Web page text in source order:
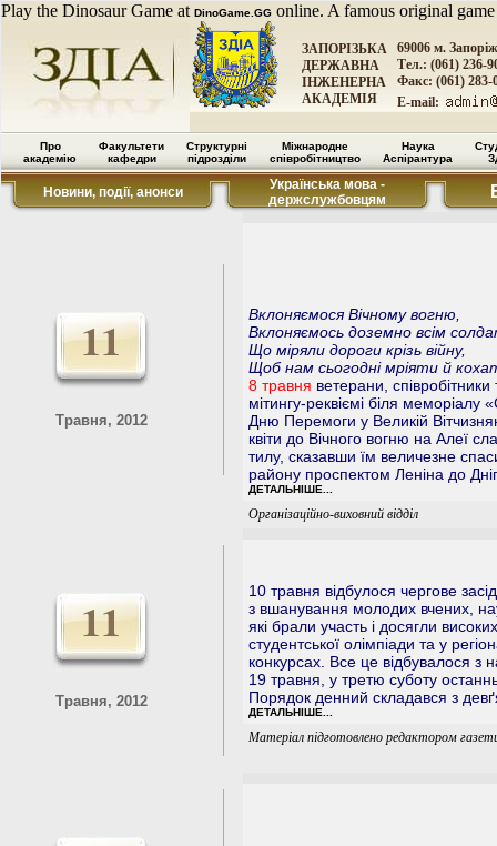
Play the Dinosaur Game at DinoGame.GG online. A famous original
ЗАПОРІЗЬКА
ДЕРЖАВНА
ІНЖЕНЕРНА
АКАДЕМІЯ
69006 м.
Тел.: (061) 236-
Факс: (061) 283-
E-mail:
Про
академію
Факультети
кафедри
Структурні
підрозділи
Міжнародне
співробітництво
Наука
Аспірантура
Новини, події, анонси
Українська мова -
держслужбовцям
11
Травня, 2012
Вклоняємося Вічному вогню,
Вклоняємось доземно всім
Що міряли дороги крізь війну,
Щоб нам сьогодні мріяти й
8 травня ветерани,
мітингу-реквіємі біля
Дню Перемоги у Великій
квіти до Вічного вогню на Алеї
тилу, сказавши їм величезне
району проспектом Леніна до
ДЕТАЛЬНІШЕ...
Організаційно-виховний відділ
11
Травня, 2012
10 травня відбулося чергове
з вшанування молодих вчених,
які брали участь і досягли
студентської олімпіади та у
конкурсах. Все це відбувалося з
19 травня, у третю суботу
Порядок денний складався з
ДЕТАЛЬНІШЕ...
Матеріал підготовлено редактором